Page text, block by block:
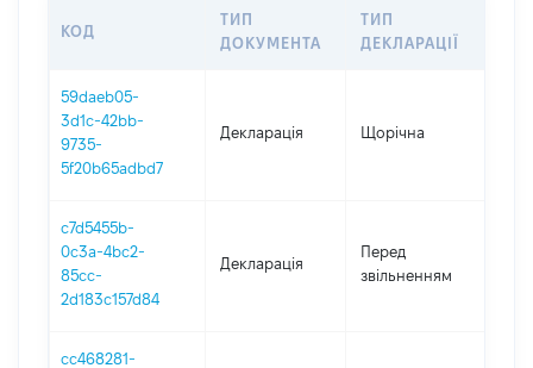
КОД
ТИП
ДОКУМЕНТА
ТИП
ДЕКЛАРАЦІЇ
59daeb05-
3d1c-42bb-
9735-
5f20b65adbd7
Декларація Щорічна
c7d5455b-
0c3a-4bc2-
85cc-
2d183c157d84
Декларація
Перед
звільненням
cc468281-